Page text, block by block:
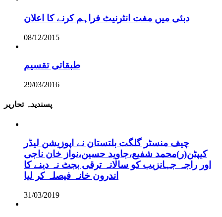
دبئی میں مفت انٹرنیٹ فراہم کرنے کا اعلان
08/12/2015
طبقاتی تقسیم
29/03/2016
پسندیدہ تحاریر
چیف منسٹر گلگت بلتستان نے اپوزیشن لیڈر
کیپٹن(ر)محمد شفیع،جاوید حسین،نواز خان ناجی
اور راجہ جہانزیب کو سالانہ ترقی بجٹ نہ دینے کا
اندرون خانہ فیصلہ کر لیا
31/03/2019